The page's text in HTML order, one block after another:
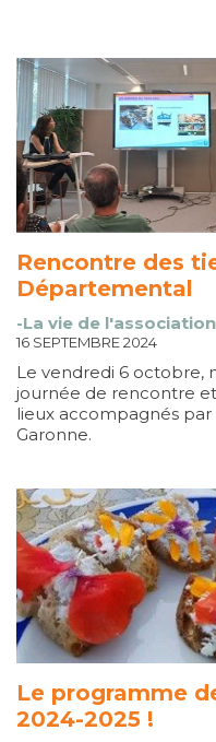
Rencontre des
Départemental
-La vie de l'association
16 SEPTEMBRE 2024
Le vendredi 6 octobre,
journée de rencontre
lieux accompagnés
Garonne.
Le programme
2024-2025 !